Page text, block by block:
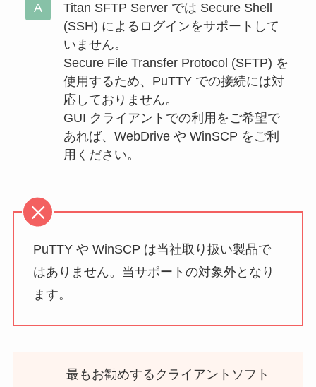
Titan SFTP Server では Secure Shell
(SSH) によるログインをサポートして
いません。
Secure File Transfer Protocol (SFTP) を
使用するため、PuTTY での接続には対
応しておりません。
GUI クライアントでの利用をご希望で
あれば、WebDrive や WinSCP をご利
用ください。
PuTTY や WinSCP は当社取り扱い製品で
はありません。当サポートの対象外となり
ます。
最もお勧めするクライアントソフト